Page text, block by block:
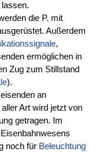
die P. mit
Außerdem
,
ermöglichen in
Zug zum Stillstand
).
an
Art wird jetzt von
getragen. Im
noch für Beleuchtung